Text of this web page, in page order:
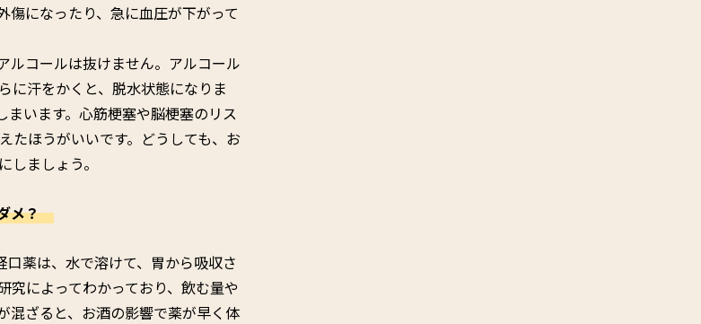
傷になったり、急に血圧が下がって
ルコールは抜けません。アルコール
に汗をかくと、脱水状態になりま
まいます。心筋梗塞や脳梗塞のリス
たほうがいいです。どうしても、お
ましょう。
ダメ？
口薬は、水で溶けて、胃から吸収さ
究によってわかっており、飲む量や
混ざると、お酒の影響で薬が早く体